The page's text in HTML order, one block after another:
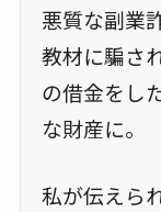
悪質な副業
教材に騙さ
の借金をし
な財産に。
私が伝えら